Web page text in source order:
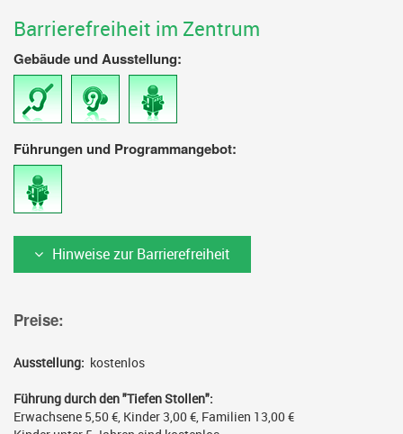
Barrierefreiheit im Zentrum
Gebäude und Ausstellung:
Für
Personen
mit
Hörbehinderung
Für
Für
Führungen und Programmangebot:
Personen
Hinweise zur Barrierefreiheit
Preise:
Ausstellung: kostenlos
Führung durch den "Tiefen Stollen":
Erwachsene 5,50 €, Kinder 3,00 €, Familien 13,00 €